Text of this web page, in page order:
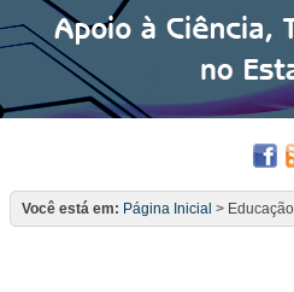
Você está em: Página Inicial >